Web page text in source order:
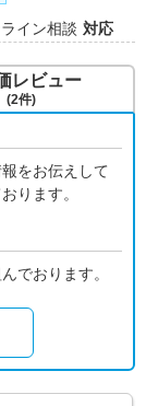
イン相談 対応
をお伝えして
ります。
でおります。
レビュー
(2件)